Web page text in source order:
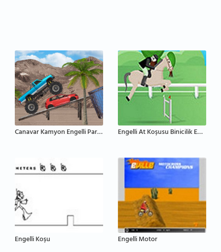
Canavar Kamyon Engelli Parkur 2 Engelli At Koşusu Binicilik Eğitmeni
Engelli Koşu Engelli Motor